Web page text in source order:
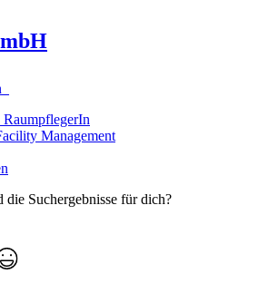
Management
die Suchergebnisse für dich?